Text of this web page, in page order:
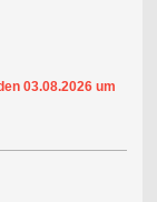
03.08.2026 um